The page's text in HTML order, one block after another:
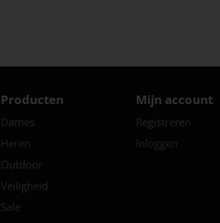
Producten
Dames
Heren
Outdoor
Veiligheid
Sale
Mijn account
Registreren
Inloggen